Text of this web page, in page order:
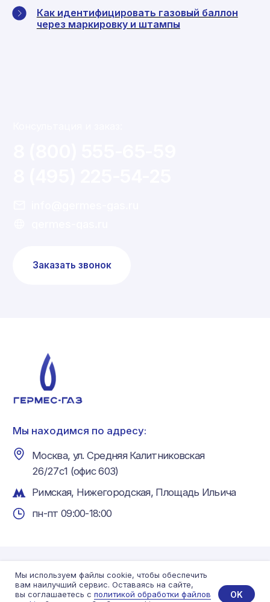
Как идентифицировать газовый баллон
через маркировку и штампы
Мы используем файлы cookie, чтобы обеспечить
вам наилучший сервис. Оставаясь на сайте,
вы соглашаетесь с политикой обработки файлов
OK